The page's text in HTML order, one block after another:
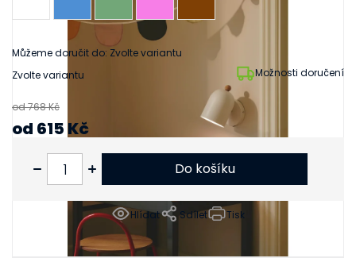
Zvolte variantu Možnosti doručení
Můžeme doručit do: Zvolte variantu
Tisk
Hlídat Sdílet
od 768 Kč
od 615 Kč
Do košíku